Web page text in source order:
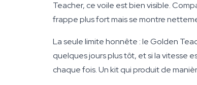
Teacher, ce voile est bien visible.
frappe plus fort mais se montre
La seule limite honnête : le Golden
quelques jours plus tôt, et si la vitesse
chaque fois. Un kit qui produit de